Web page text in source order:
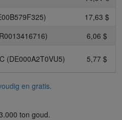
17,63 $
6,06 $
(DE000A2T0VU5) 5,77 $
en gratis.
ton goud.